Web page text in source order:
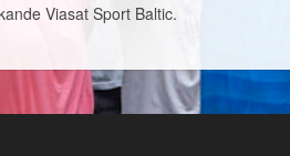
Viasat Sport Baltic.